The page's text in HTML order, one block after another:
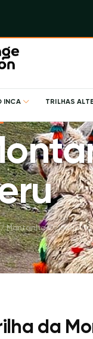
INCA TRILHAS
Montanha Colorida no
da